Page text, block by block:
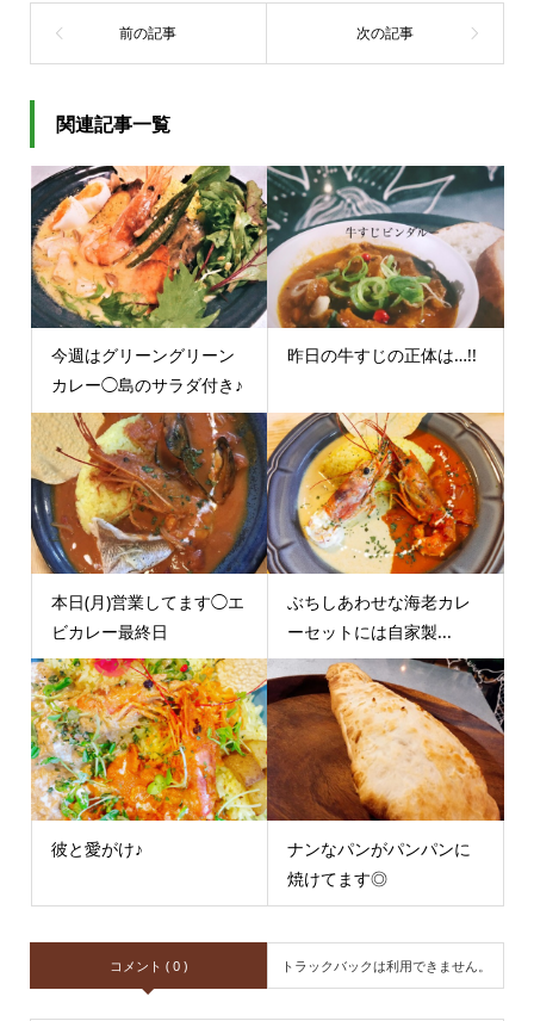
関連記事一覧
今週はグリーングリーン
カレー◯島のサラダ付き♪
昨日の牛すじの正体は…!!
本日(月)営業してます◯エ
ビカレー最終日
ぶちしあわせな海老カレ
ーセットには自家製...
彼と愛がけ♪
ナンなパンがパンパンに
焼けてます◎
コメント ( 0 ) トラックバックは利用できません。